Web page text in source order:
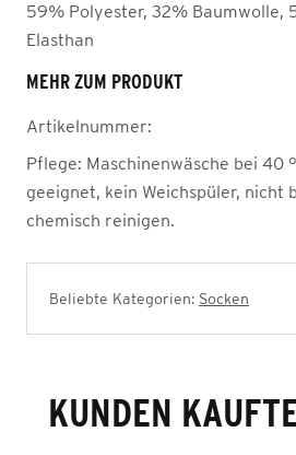
59% Polyester, 32% Baumwolle,
Elasthan
MEHR ZUM PRODUKT
Artikelnummer:
Pflege: Maschinenwäsche bei 40
geeignet, kein Weichspüler, nicht
chemisch reinigen.
Beliebte Kategorien: Socken
KUNDEN